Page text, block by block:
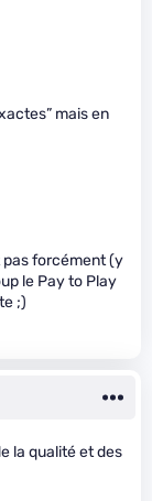
mais en
pas forcément (y
le Pay to Play
;)
la qualité et des